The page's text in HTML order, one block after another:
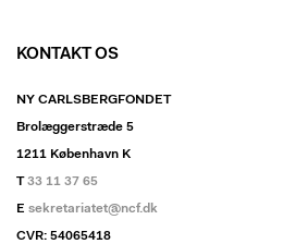
KONTAKT OS
NY CARLSBERGFONDET
Brolæggerstræde 5
1211 København K
T33 11 37 65
E sekretariatet@ncf.dk
CVR: 54065418